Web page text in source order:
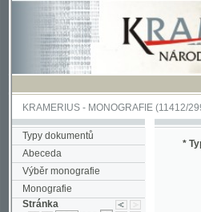
KRAMERIUS-MONOGRAFIE(11412/
Typy dokumentů
Abeceda
Výběr monografie
Monografie
Stránka
/628
* Typ